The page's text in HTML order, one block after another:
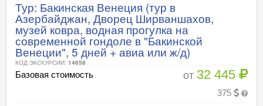
Тур: Бакинская Венеция (тур в
Азербайджан, Дворец Ширваншахов,
музей ковра, водная прогулка на
современной гондоле в "Бакинской
Венеции", 5 дней + авиа или ж/д)
КОД ЭКСКУРСИИ: 14658
Базовая стоимость от 32 445
375